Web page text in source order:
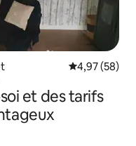
Évaluation
4,97 (58)
et des tarifs